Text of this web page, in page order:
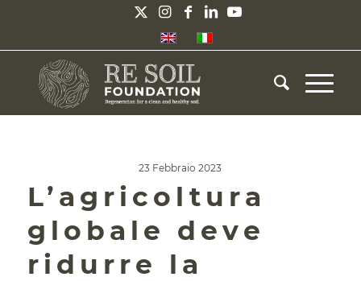
23 Febbraio 2023
L’agricoltura
globale deve
ridurre la